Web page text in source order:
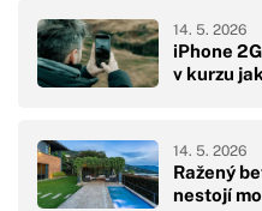
iPhone
v kurzu
14. 5. 2026
Ražený
nestojí
14. 5. 2026